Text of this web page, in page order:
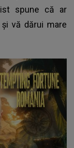
spune că ar
vă dărui mare